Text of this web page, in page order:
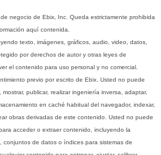
negocio de Ebix, Inc. Queda estrictamente prohibida
aquí contenida.
texto, imágenes, gráficos, audio, video, datos,
por derechos de autor y otras leyes de
el contenido para uso personal y no comercial.
previo por escrito de Ebix. Usted no puede
mostrar, publicar, realizar ingeniería inversa, adaptar,
en caché habitual del navegador, indexar,
obras derivadas de este contenido. Usted no puede
acceder o extraer contenido, incluyendo la
conjuntos de datos o índices para sistemas de